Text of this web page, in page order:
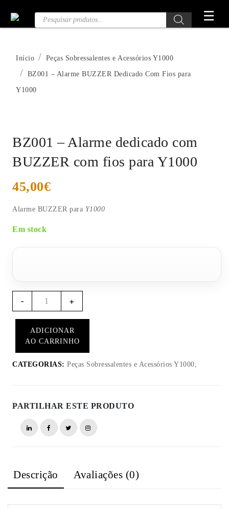
para
o
Pesquisa
☰
Início Peças Sobressalentes e Acessórios Y1000
BZ001 – Alarme BUZZER Dedicado Com Fios para
Y1000
BZ001 – Alarme dedicado com
BUZZER com fios para Y1000
45,00€
Alarme BUZZER para Y1000
Em stock
-
Quantidade
BZ001
Alarme
para
Y1000
+
ADICIONAR
AO CARRINHO
CATEGORIAS: Peças Sobressalentes e Acessórios Y1000,
PARTILHAR ESTE PRODUTO
Descrição Avaliações (0)